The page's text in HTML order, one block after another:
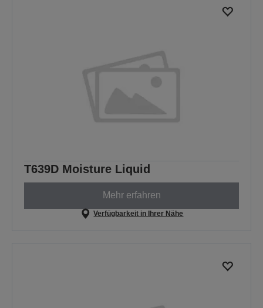
T639D Moisture Liquid
Mehr erfahren
Verfügbarkeit in Ihrer Nähe